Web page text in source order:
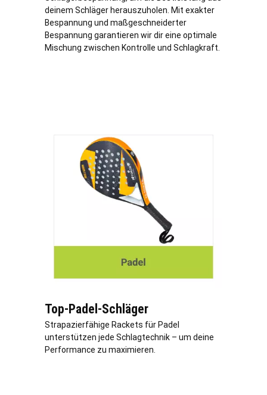
deinem Schläger herauszuholen. Mit exakter
Bespannung und maßgeschneiderter
Bespannung garantieren wir dir eine optimale
Mischung zwischen Kontrolle und Schlagkraft.
Top-Padel-Schläger
Strapazierfähige Rackets für Padel
unterstützen jede Schlagtechnik – um deine
Performance zu maximieren.